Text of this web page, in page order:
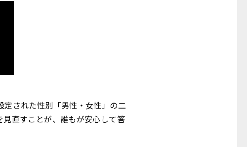
された性別「男性・女性」の二
直すことが、誰もが安心して答